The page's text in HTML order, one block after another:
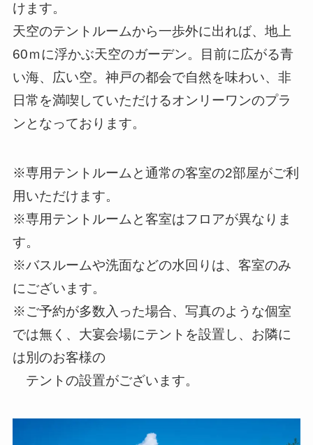
けます。
天空のテントルームから一歩外に出れば、地上
60ｍに浮かぶ天空のガーデン。目前に広がる青
い海、広い空。神戸の都会で自然を味わい、非
日常を満喫していただけるオンリーワンのプラ
ンとなっております。
※専用テントルームと通常の客室の2部屋がご利
用いただけます。
※専用テントルームと客室はフロアが異なりま
す。
※バスルームや洗面などの水回りは、客室のみ
にございます。
※ご予約が多数入った場合、写真のような個室
では無く、大宴会場にテントを設置し、お隣に
は別のお客様の
テントの設置がございます。